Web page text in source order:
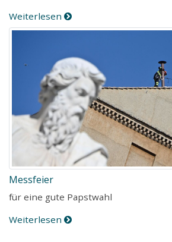
Weiterlesen
Messfeier
für eine gute Papstwahl
Weiterlesen